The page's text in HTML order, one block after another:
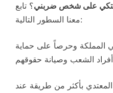
على شخص ضربني؟ تابع
معنا السطور التالية:
المملكة وحرصاً على حماية
الشعب وصيانة حقوقهم
بأكثر من طريقة عند